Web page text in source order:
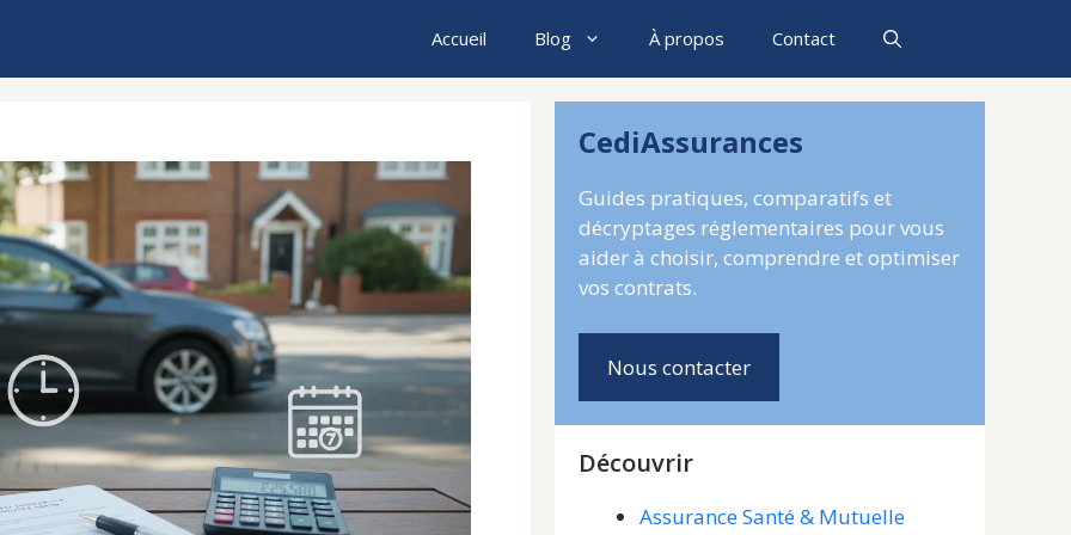
Accueil Blog À propos Contact
CediAssurances
Guides pratiques, comparatifs et
décryptages réglementaires pour vous
aider à choisir, comprendre et optimiser
vos contrats.
Nous contacter
Découvrir
Assurance Santé & Mutuelle